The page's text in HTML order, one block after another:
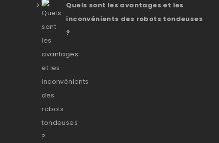
Quels sont les avantages et les
inconvénients des robots tondeuses
?